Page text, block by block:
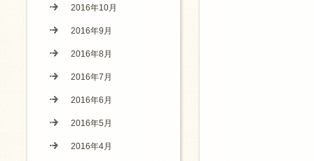
2016年10月
2016年9月
2016年8月
2016年7月
2016年6月
2016年5月
2016年4月